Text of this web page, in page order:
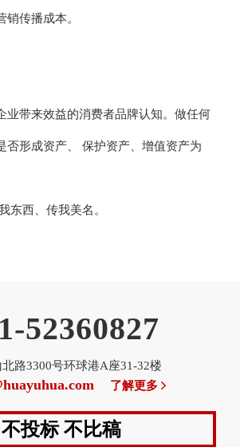
销传播成本。
业带来效益的消费者品牌认知。做任何
否形成资产、 保护资产、增值资产为
东西、传我美名。
52360827
北路3300号环球港A座31-32楼
了解更多
不投标 不比稿